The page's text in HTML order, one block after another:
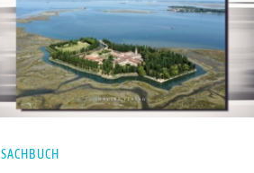
SACHBUCH